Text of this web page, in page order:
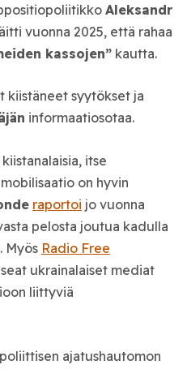
Aleksandr
vuonna 2025, että rahaa
kassojen”kautta.
kiistäneet syytökset ja
informaatiosotaa.
itse
on hyvin
raportoi jo vuonna
pelosta joutua kadulla
Myös Radio Free
ukrainalaiset mediat
liittyviä
ajatushautomon